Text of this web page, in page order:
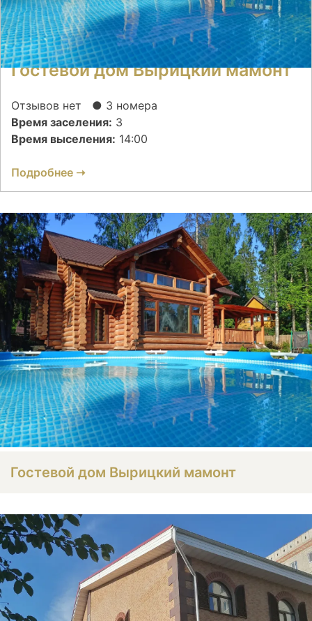
Гостевой дом Вырицкий мамонт
Отзывов нет
● 3 номера
Время заселения: 3
Время выселения: 14:00
Подробнее ➝
Гостевой дом Вырицкий мамонт